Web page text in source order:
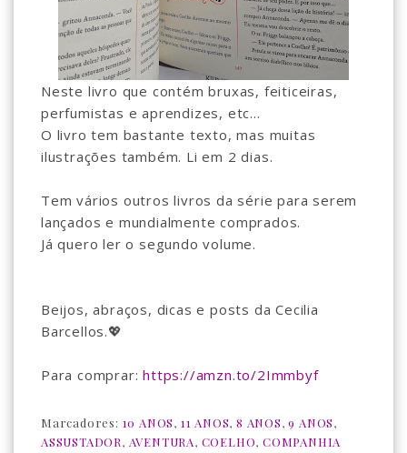
Neste livro que contém bruxas, feiticeiras,
perfumistas e aprendizes, etc...
O livro tem bastante texto, mas muitas
ilustrações também. Li em 2 dias.
Tem vários outros livros da série para serem
lançados e mundialmente comprados.
Já quero ler o segundo volume.
Beijos, abraços, dicas e posts da Cecilia
Barcellos.💖
Para comprar:https://amzn.to/2Immbyf
Marcadores: 10 ANOS, 11 ANOS,8 ANOS,9 ANOS,
ASSUSTADOR, AVENTURA, COELHO,COMPANHIA